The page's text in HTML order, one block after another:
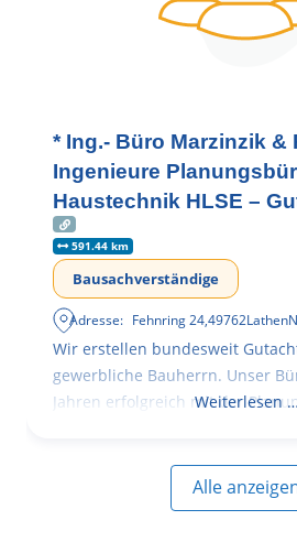
* Ing.- Büro Marzinzik &
Ingenieure
Haustechnik HLSE –
591.44 km
Bausachverständige
Adresse: Fehnring 24,49762Lathen
Wir erstellen bundesweit
gewerbliche Bauherrn. Unser
Jahren erfolgreich mit derWeiterlesen …
Alle